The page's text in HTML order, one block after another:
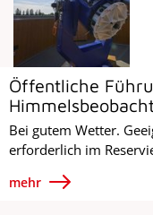
Öffentliche
Bei gutem Wetter.
erforderlich im
mehr